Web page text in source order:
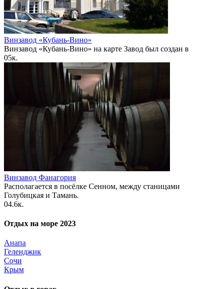
Винзавод «Кубань-Вино»
Винзавод «Кубань-Вино» на карте Завод был создан в
05к.
Винзавод Фанагория
Располагается в посёлке Сенном, между станицами
Голубицкая и Тамань.
04.6к.
Отдых на море 2023
Анапа
Геленджик
Сочи
Крым